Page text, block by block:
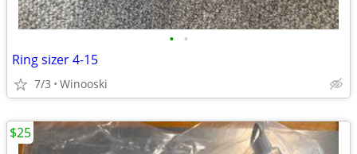
• •
Ring sizer 4-15
7/3 Winooski
$25